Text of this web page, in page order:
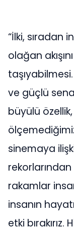
“İlki, sıradan
olağan
ve güçlü
büyülü
sinemaya
rakamlar
insanın
etki bırakırız.